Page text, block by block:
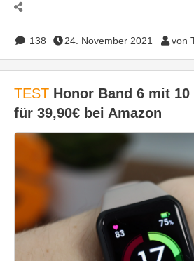
138 24. November 2021 von
TEST Honor Band 6 mit
für 39,90€ bei Amazon